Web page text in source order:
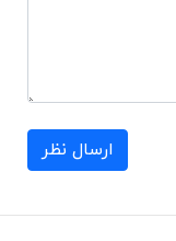
ارسال نظر